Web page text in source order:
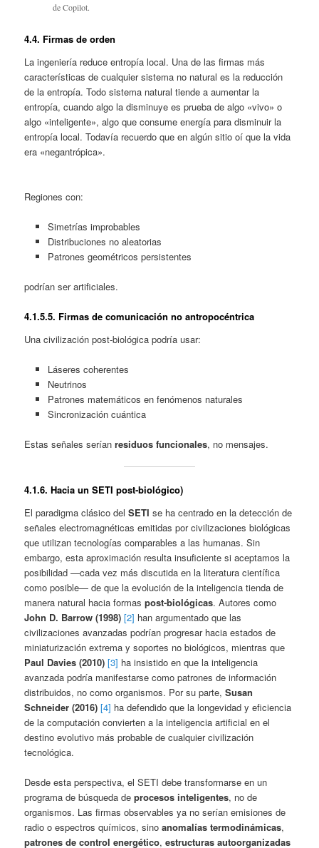
de Copilot.
4.4. Firmas de orden
La ingeniería reduce entropía local. Una de las firmas más
características de cualquier sistema no natural es la reducción
de la entropía. Todo sistema natural tiende a aumentar la
entropía, cuando algo la disminuye es prueba de algo «vivo» o
algo «inteligente», algo que consume energía para disminuir la
entropía local. Todavía recuerdo que en algún sitio oí que la vida
era «negantrópica».
Regiones con:
Simetrías improbables
Distribuciones no aleatorias
Patrones geométricos persistentes
podrían ser artificiales.
4.1.5.5. Firmas de comunicación no antropocéntrica
Una civilización post‑biológica podría usar:
Láseres coherentes
Neutrinos
Patrones matemáticos en fenómenos naturales
Sincronización cuántica
Estas señales seríanresiduos funcionales, no mensajes.
4.1.6. Hacia un SETI post‑biológico)
El paradigma clásico delSETI se ha centrado en la detección de
señales electromagnéticas emitidas por civilizaciones biológicas
que utilizan tecnologías comparables a las humanas. Sin
embargo, esta aproximación resulta insuficiente si aceptamos la
posibilidad —cada vez más discutida en la literatura científica
como posible— de que la evolución de la inteligencia tienda de
manera natural hacia formaspost‑biológicas. Autores como
John D. Barrow (1998) [2] han argumentado que las
civilizaciones avanzadas podrían progresar hacia estados de
miniaturización extrema y soportes no biológicos, mientras que
Paul Davies (2010) [3] ha insistido en que la inteligencia
avanzada podría manifestarse como patrones de información
distribuidos, no como organismos. Por su parte,Susan
Schneider (2016) [4] ha defendido que la longevidad y eficiencia
de la computación convierten a la inteligencia artificial en el
destino evolutivo más probable de cualquier civilización
tecnológica.
Desde esta perspectiva, el SETI debe transformarse en un
programa de búsqueda deprocesos inteligentes, no de
organismos. Las firmas observables ya no serían emisiones de
radio o espectros químicos, sinoanomalías termodinámicas,
patrones de control energético,estructuras autoorganizadas